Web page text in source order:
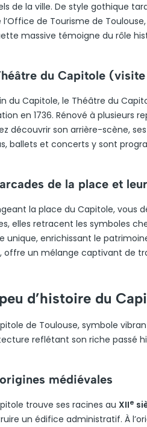
de la ville. De style gothique
l’Office de Tourisme de
massive témoigne du rôle
du Capitole
du Capitole, le Théâtre du
en 1736. Rénové à plusieurs
découvrir son arrière-scène,
ballets et concerts y sont
de la place et
la place du Capitole, vous
elles retracent les symboles
unique, enrichissant le
offre un mélange captivant de
d’histoire du
de Toulouse, symbole
reflétant son riche passé
médiévales
trouve ses racines au XIIe
un édifice administratif. À